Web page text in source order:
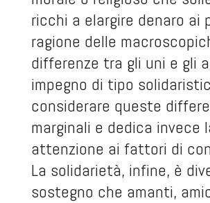
ricchi a elargire denaro ai
ragione delle
differenze tra gli uni e gli
impegno di tipo
considerare queste
marginali e dedica invece
attenzione ai fattori di
La solidarietà, infine, è
sostegno che amanti,